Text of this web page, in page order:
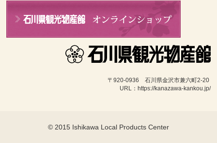
〒920-0936　石川県金沢市兼六町2-20
URL：https://kanazawa-kankou.jp/
© 2015 Ishikawa Local Products Center